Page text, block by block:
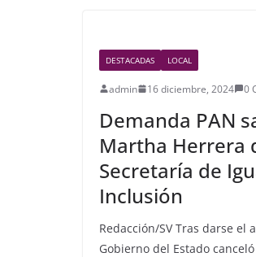
o
o
k
DESTACADAS LOCAL
admin 16 diciembre, 2024 0
Demanda PAN
Martha Herrera
Secretaría de
Inclusión
Redacción/SV Tras darse el
Gobierno del Estado